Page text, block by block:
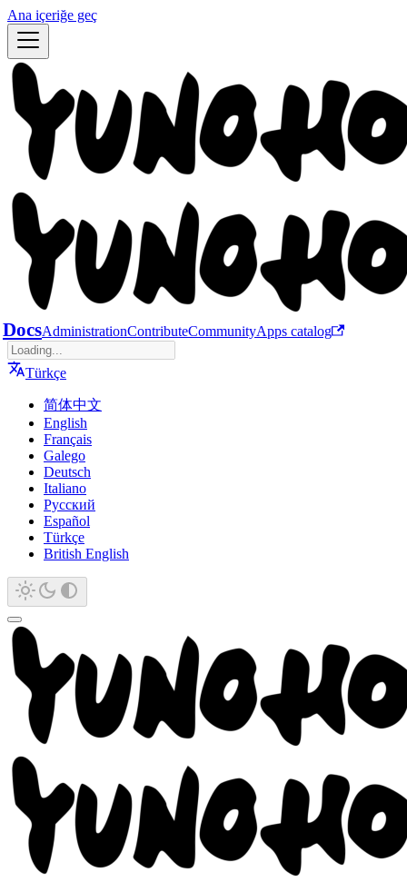
Ana içeriğe geç
DocsAdministrationContributeCommunityApps catalog
Türkçe
简体中文
English
Français
Galego
Deutsch
Italiano
Русский
Español
Türkçe
British English